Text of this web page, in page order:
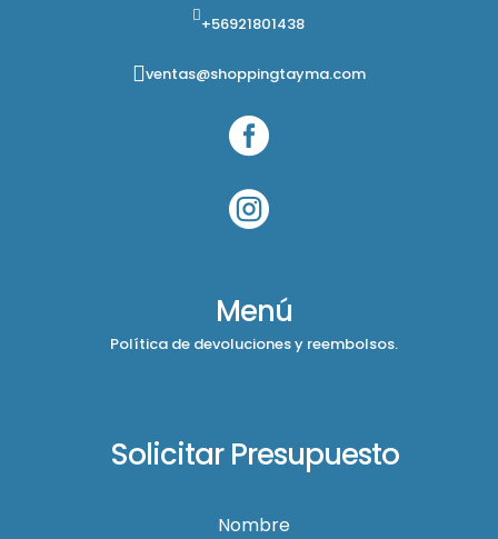
+56921801438
ventas@shoppingtayma.com


Menú
Política de devoluciones y reembolsos.
Solicitar Presupuesto
Nombre